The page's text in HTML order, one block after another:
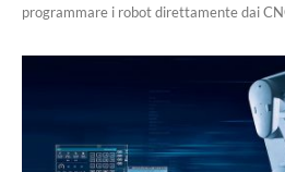
programmare i robot direttamente dai